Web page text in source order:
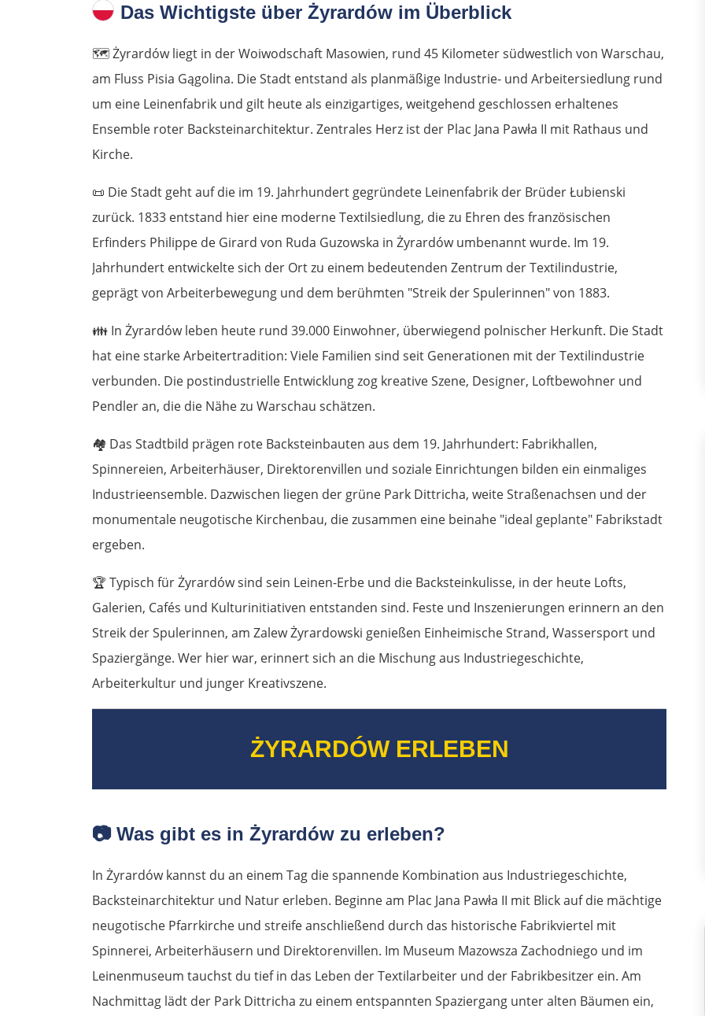
Das Wichtigste über Żyrardów im Überblick
🗺️Żyrardów liegt in der Woiwodschaft Masowien, rund 45 Kilometer südwestlich von Warschau,
am Fluss Pisia Gągolina. Die Stadt entstand als planmäßige Industrie- und Arbeitersiedlung rund
um eine Leinenfabrik und gilt heute als einzigartiges, weitgehend geschlossen erhaltenes
Ensemble roter Backsteinarchitektur. Zentrales Herz ist der Plac Jana Pawła II mit Rathaus und
Kirche.
📜 Die Stadt geht auf die im 19. Jahrhundert gegründete Leinenfabrik der Brüder Łubienski
zurück. 1833 entstand hier eine moderne Textilsiedlung, die zu Ehren des französischen
Erfinders Philippe de Girard von Ruda Guzowska in Żyrardów umbenannt wurde. Im 19.
Jahrhundert entwickelte sich der Ort zu einem bedeutenden Zentrum der Textilindustrie,
geprägt von Arbeiterbewegung und dem berühmten "Streik der Spulerinnen" von 1883.
👪 In Żyrardów leben heute rund 39.000 Einwohner, überwiegend polnischer Herkunft. Die Stadt
hat eine starke Arbeitertradition: Viele Familien sind seit Generationen mit der Textilindustrie
verbunden. Die postindustrielle Entwicklung zog kreative Szene, Designer, Loftbewohner und
Pendler an, die die Nähe zu Warschau schätzen.
🏘️ Das Stadtbild prägen rote Backsteinbauten aus dem 19. Jahrhundert: Fabrikhallen,
Spinnereien, Arbeiterhäuser, Direktorenvillen und soziale Einrichtungen bilden ein einmaliges
Industrieensemble. Dazwischen liegen der grüne Park Dittricha, weite Straßenachsen und der
monumentale neugotische Kirchenbau, die zusammen eine beinahe "ideal geplante" Fabrikstadt
ergeben.
🏆 Typisch für Żyrardów sind sein Leinen-Erbe und die Backsteinkulisse, in der heute Lofts,
Galerien, Cafés und Kulturinitiativen entstanden sind. Feste und Inszenierungen erinnern an den
Streik der Spulerinnen, am Zalew Żyrardowski genießen Einheimische Strand, Wassersport und
Spaziergänge. Wer hier war, erinnert sich an die Mischung aus Industriegeschichte,
Arbeiterkultur und junger Kreativszene.
ŻYRARDÓW ERLEBEN
📷Was gibt es in Żyrardów zu erleben?
In Żyrardów kannst du an einem Tag die spannende Kombination aus Industriegeschichte,
Backsteinarchitektur und Natur erleben. Beginne am Plac Jana Pawła II mit Blick auf die mächtige
neugotische Pfarrkirche und streife anschließend durch das historische Fabrikviertel mit
Spinnerei, Arbeiterhäusern und Direktorenvillen. Im Museum Mazowsza Zachodniego und im
Leinenmuseum tauchst du tief in das Leben der Textilarbeiter und der Fabrikbesitzer ein. Am
Nachmittag lädt der Park Dittricha zu einem entspannten Spaziergang unter alten Bäumen ein,